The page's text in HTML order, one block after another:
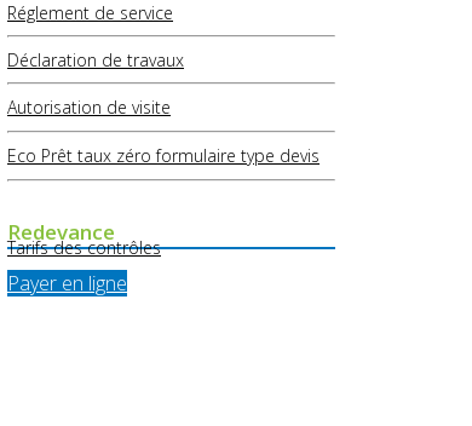
Réglement de service
Déclaration de travaux
Autorisation de visite
Eco Prêt taux zéro formulaire type devis
Redevance
Tarifs des contrôles
Payer en ligne